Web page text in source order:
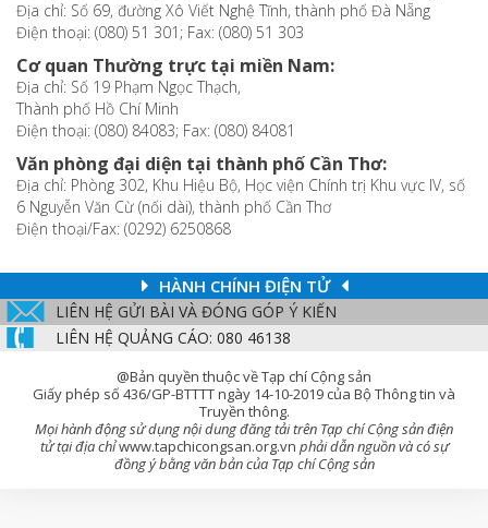
Địa chỉ: Số 69, đường Xô Viết Nghệ Tĩnh, thành phố Đà Nẵng
Điện thoại: (080) 51 301; Fax: (080) 51 303
Cơ quan Thường trực tại miền Nam:
Địa chỉ: Số 19 Phạm Ngọc Thạch,
Thành phố Hồ Chí Minh
Điện thoại: (080) 84083; Fax: (080) 84081
Văn phòng đại diện tại thành phố Cần Thơ:
Địa chỉ: Phòng 302, Khu Hiệu Bộ, Học viện Chính trị Khu vực IV, số
6 Nguyễn Văn Cừ (nối dài), thành phố Cần Thơ
Điện thoại/Fax: (0292) 6250868
HÀNH CHÍNH ĐIỆN TỬ
LIÊN HỆ GỬI BÀI VÀ ĐÓNG GÓP Ý KIẾN
LIÊN HỆ QUẢNG CÁO: 080 46138
@Bản quyền thuộc về Tạp chí Cộng sản
Giấy phép số 436/GP-BTTTT ngày 14-10-2019 của Bộ Thông tin và
Truyền thông.
Mọi hành động sử dụng nội dung đăng tải trên Tạp chí Cộng sản điện
tử tại địa chỉwww.tapchicongsan.org.vn phải dẫn nguồn và có sự
đồng ý bằng văn bản của Tạp chí Cộng sản